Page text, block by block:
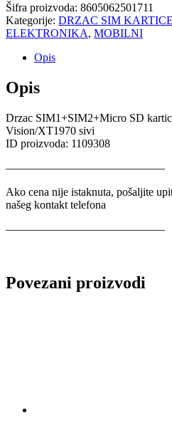
Šifra proizvoda: 8605062501711
Kategorije: DRZAC SIM
ELEKTRONIKA, MOBILNI
Opis
Opis
Drzac SIM1+SIM2+Micro SD
Vision/XT1970 sivi
ID proizvoda: 1109308
——————————————
Ako cena nije istaknuta, pošaljite
našeg kontakt telefona
——————————————
Povezani proizvodi